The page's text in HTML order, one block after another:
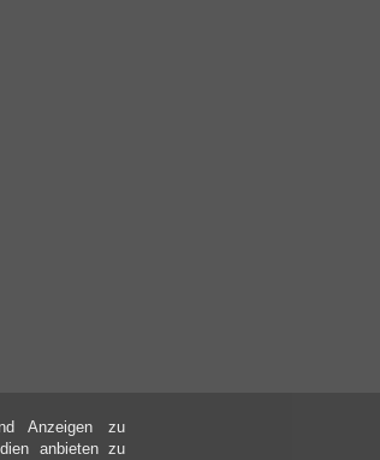
Anzeigen zu
anbieten zu